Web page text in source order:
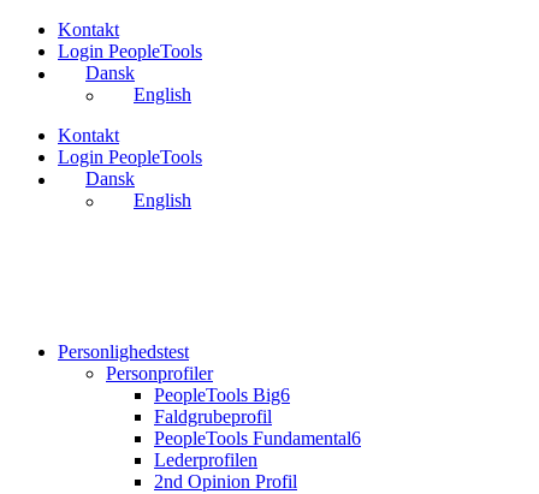
Videre
indhold
Kontakt
Login PeopleTools
Dansk
English
Kontakt
Login PeopleTools
Dansk
English
Personlighedstest
Personprofiler
PeopleTools Big6
Faldgrubeprofil
PeopleTools Fundamental6
Lederprofilen
2nd Opinion Profil